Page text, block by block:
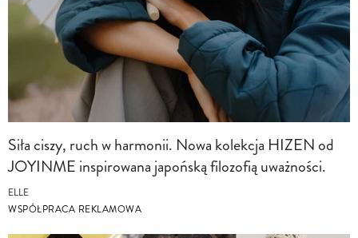
Siła ciszy, ruch w harmonii. Nowa kolekcja HIZEN od
JOYINME inspirowana japońską filozofią uważności.
ELLE
WSPÓŁPRACA REKLAMOWA